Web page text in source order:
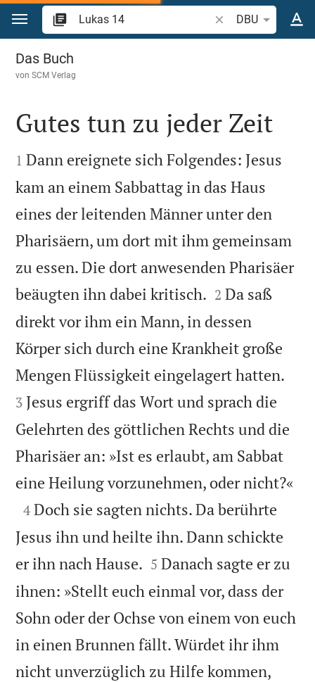
Zum Inhalt springen
Bibelstelle oder
DBU
Lukas 14
Das Buch
vonSCM Verlag

Gutes tun zu jeder Zeit

1 Dann ereignete sich Folgendes: Jesus
kam an einem Sabbattag in das Haus
eines der leitenden Männer unter den
Pharisäern, um dort mit ihm gemeinsam
zu essen. Die dort anwesenden Pharisäer
beäugten ihn dabei kritisch. 

2 Da saß
direkt vor ihm ein Mann, in dessen
Körper sich durch eine Krankheit große
Mengen Flüssigkeit eingelagert hatten.
3 Jesus ergriff das Wort und sprach die
Gelehrten des göttlichen Rechts und die
Pharisäer an: »Ist es erlaubt, am Sabbat
eine Heilung vorzunehmen, oder nicht?«

4 Doch sie sagten nichts. Da berührte
Jesus ihn und heilte ihn. Dann schickte
er ihn nach Hause. 

5 Danach sagte er zu
ihnen: »Stellt euch einmal vor, dass der
Sohn oder der Ochse von einem von euch
in einen Brunnen fällt. Würdet ihr ihm
nicht unverzüglich zu Hilfe kommen,